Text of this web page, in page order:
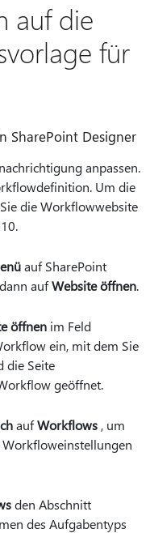
auf die
für
SharePoint Designer
anpassen.
Um die
die Workflowwebsite
auf SharePoint
aufWebsite öffnen.
öffnen im Feld
ein, mit dem Sie
die Seite
geöffnet.
aufWorkflows , um
Workfloweinstellungen
den Abschnitt
des Aufgabentyps